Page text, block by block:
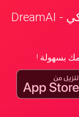
📱 تطبيق تفسير الأحلام الذكي - DreamAI
بسهولة !